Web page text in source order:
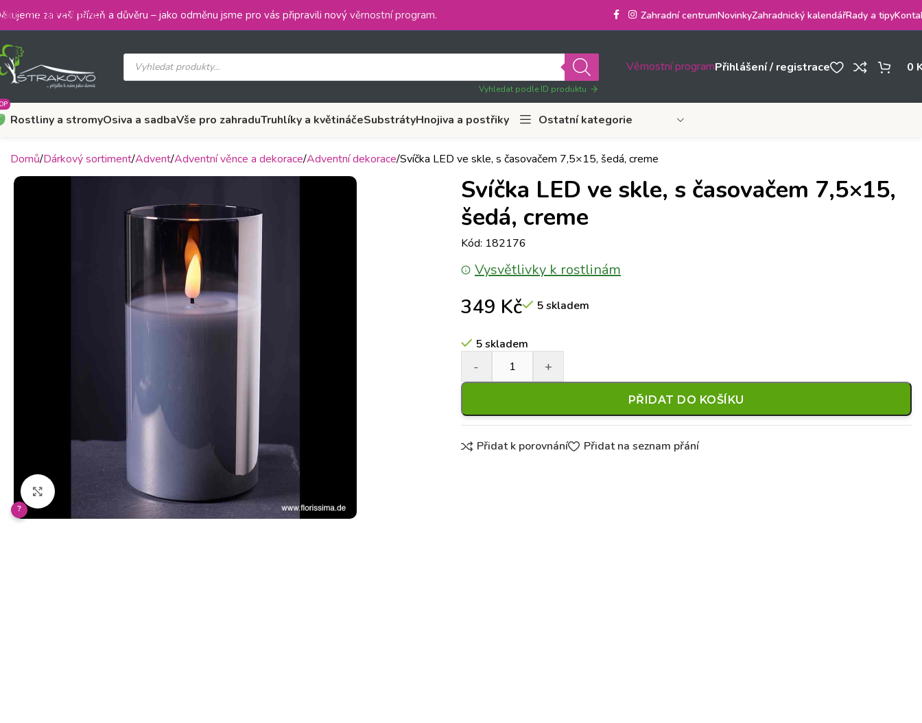
Skip to main content
za vaši přízeň a důvěru – jako odměnu jsme pro vás připravili nový věrnostní program. Zahradní centrumNovinkyZahradnický kalendářRady a tipy
Vyhledat podle ID produktu
Věrnostní programPřihlášení / registrace 0
Rostliny a stromyOsiva a sadbaVše pro zahraduTruhlíky a květináčeSubstrátyHnojiva a postřiky Ostatní kategorie
Domů Dárkový sortiment Advent Adventní věnce a dekorace Adventní dekorace Svíčka LED ve skle, s časovačem 7,5×15, šedá, creme
Klikněte pro zvětšení
?
Svíčka LED ve skle, s časovačem 7,5×15,
šedá, creme
Kód: 182176
Vysvětlivky k rostlinám
349 Kč 5 skladem
5 skladem
PŘIDAT DO KOŠÍKU
Přidat k porovnání Přidat na seznam přání